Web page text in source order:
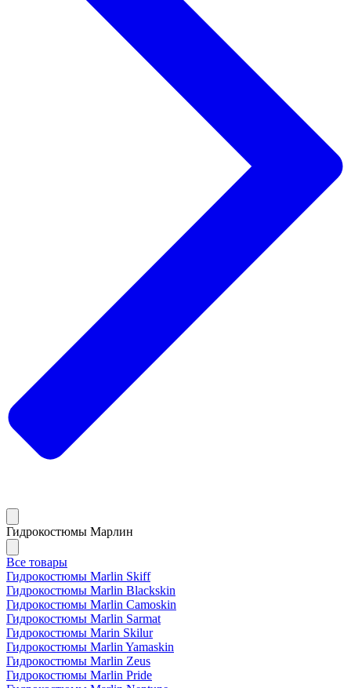
Гидрокостюмы Марлин
Все товары
Гидрокостюмы Marlin Skiff
Гидрокостюмы Marlin Blackskin
Гидрокостюмы Marlin Camoskin
Гидрокостюмы Marlin Sarmat
Гидрокостюмы Marin Skilur
Гидрокостюмы Marlin Yamaskin
Гидрокостюмы Marlin Zeus
Гидрокостюмы Marlin Pride